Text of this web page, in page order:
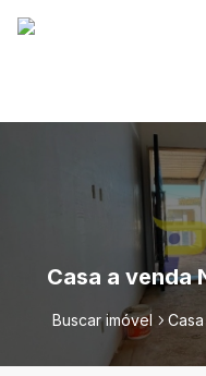
Casa a venda
Buscar imóvel